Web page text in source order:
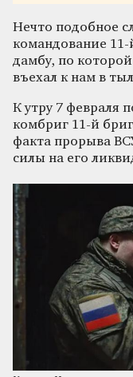
Нечто подобное
командование 11-
дамбу, по
въехал к нам в
К утру 7 февраля
комбриг 11-й
факта прорыва
силы на его